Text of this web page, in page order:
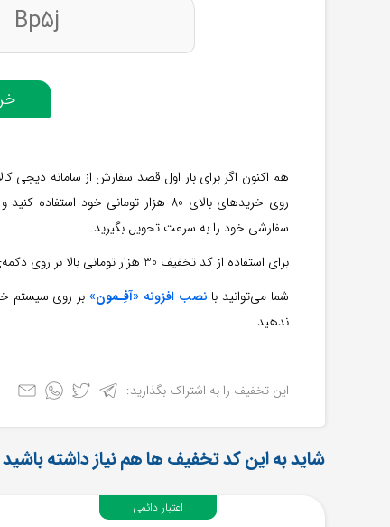
Bp5j
روی خریدهای بالای 80 هزار تومانی
سفارشی خود را به سرعت تحویل بگیرید.
برای استفاده از کد تخفیف 30 هزار تومانی بالا بر روی دکمه‌ی سبز رنگ ”
شما می‌توانید با نصب افزونه «آفِـمون»بر روی سیستم
ندهید.
این تخفیف را به اشتراک بگذارید:
شاید به این کد تخفیف ها هم نیاز داشته باشید
اعتبار دائمی